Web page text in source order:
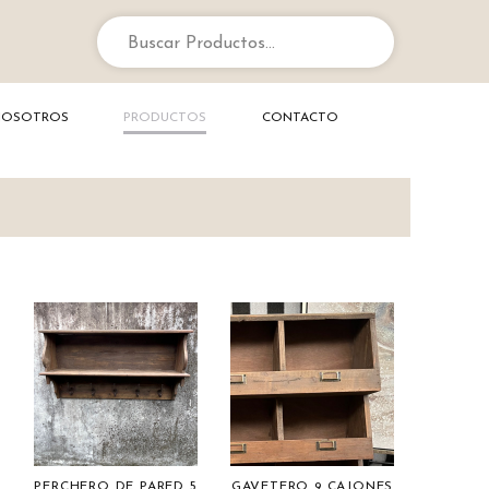
Buscar Productos...
PRODUCTOS CONTACTO